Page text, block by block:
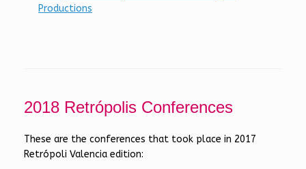
Productions
2018 Retrópolis Conferences
These are the conferences that took place in 2017
Retrópoli Valencia edition: